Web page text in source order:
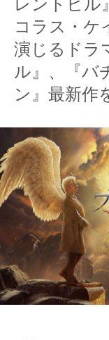
コラス・ケ
演じるドラ
ル』、『バ
ン』最新作